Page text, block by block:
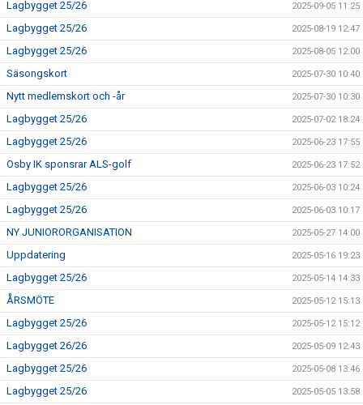
Lagbygget 25/26 2025-09-05 11:25
Lagbygget 25/26 2025-08-19 12:47
Lagbygget 25/26 2025-08-05 12:00
Säsongskort 2025-07-30 10:40
Nytt medlemskort och -år 2025-07-30 10:30
Lagbygget 25/26 2025-07-02 18:24
Lagbygget 25/26 2025-06-23 17:55
Osby IK sponsrar ALS-golf 2025-06-23 17:52
Lagbygget 25/26 2025-06-03 10:24
Lagbygget 25/26 2025-06-03 10:17
NY JUNIORORGANISATION 2025-05-27 14:00
Uppdatering 2025-05-16 19:23
Lagbygget 25/26 2025-05-14 14:33
ÅRSMÖTE 2025-05-12 15:13
Lagbygget 25/26 2025-05-12 15:12
Lagbygget 26/26 2025-05-09 12:43
Lagbygget 25/26 2025-05-08 13:46
Lagbygget 25/26 2025-05-05 13:58